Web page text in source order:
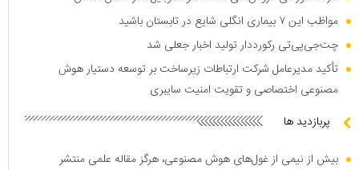
مواظب این ۷ بیماری انگلی شایع در تابستان باشید
چت‌جی‌پی‌تی رکورددار تولید اخبار جعلی شد
تأکید مدیرعامل شرکت ارتباطات زیرساخت بر توسعه دستیار هوش
مصنوعی اختصاصی و تقویت امنیت سایبری
پربازدید ها
بیش از نیمی از غول‌های هوش مصنوعی، هرگز مقاله علمی منتشر